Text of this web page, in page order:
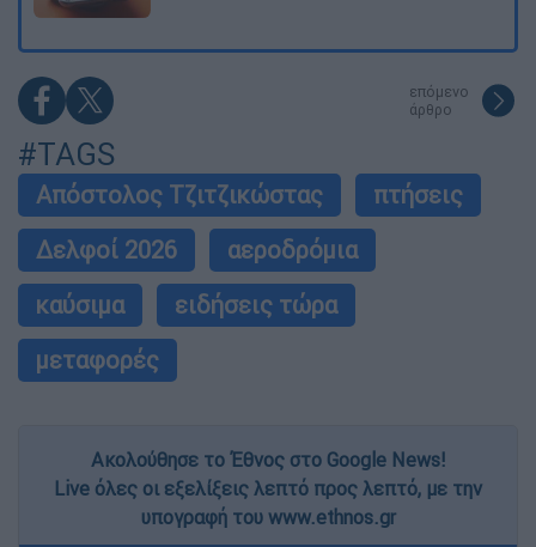
επόμενο
άρθρο
#TAGS
Απόστολος Τζιτζικώστας
πτήσεις
Δελφοί 2026
αεροδρόμια
καύσιμα
ειδήσεις τώρα
μεταφορές
Ακολούθησε το Έθνος στο Google News!
Live όλες οι εξελίξεις λεπτό προς λεπτό, με την
υπογραφή του www.ethnos.gr